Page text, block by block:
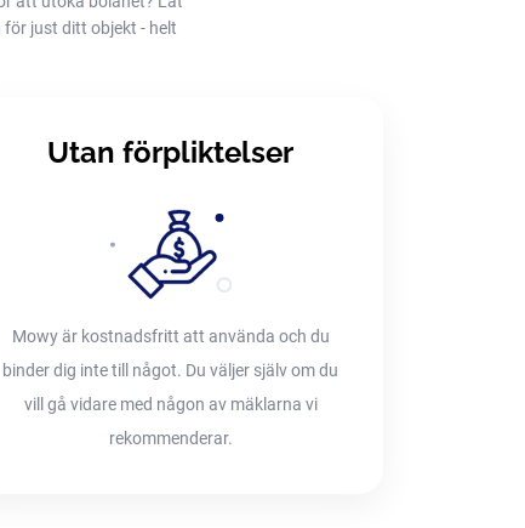
just ditt objekt - helt
Utan förpliktelser
Mowy är kostnadsfritt att använda och du
binder dig inte till något. Du väljer själv om du
vill gå vidare med någon av mäklarna vi
rekommenderar.